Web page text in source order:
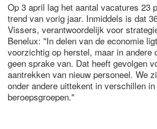
Op 3 april lag het aantal vacatures 23
trend van vorig jaar. Inmiddels is dat
Vissers, verantwoordelijk voor
Benelux: "In delen van de economie
voorzichtig op herstel, maar in andere
geen sprake van. Dat heeft gevolgen
aantrekken van nieuw personeel. We
onder andere uittekent in verschillen
beroepsgroepen."